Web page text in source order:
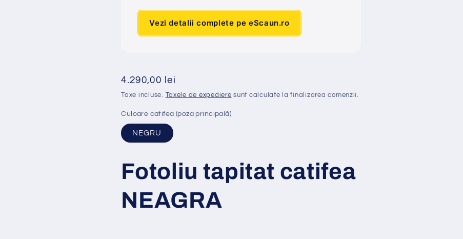
Vezi detalii complete pe eScaun.ro
Preț
obișnuit
4.290,00 lei
Taxe incluse. Taxele de expediere sunt calculate la finalizarea comenzii.
Culoare catifea (poza principală)
NEGRU
Fotoliu tapitat catifea
NEAGRA